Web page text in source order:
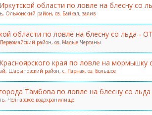
области по ловле на блесну со
Ольхонский район, оз. Байкал, залив
области по ловле на блесну со льда -
Первомайский район, оз. Малые Чертаны
края по ловле на мормышку
Шарыповский район, с. Парная, оз. Большое
Тамбова по ловле на блесну со льда
Челнавское водохранилище